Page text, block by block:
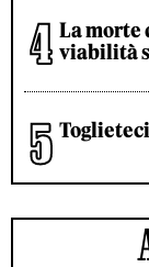
La morte
viabilità